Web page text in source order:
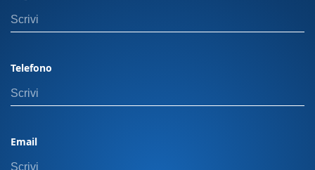
indicato esclude il passaggio di proprietà. In
proprietà può variare in base alla potenza del
veicolo e alla residenza dell’intestatario. Offerta
valida con finanziamento Panero plus. Per
Messa su strada più eventuali equipaggiamenti
aggiuntivi sull' auto non incluse devono essere
Telefono
Email